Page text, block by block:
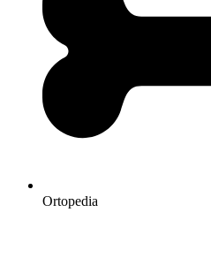
Ortopedia